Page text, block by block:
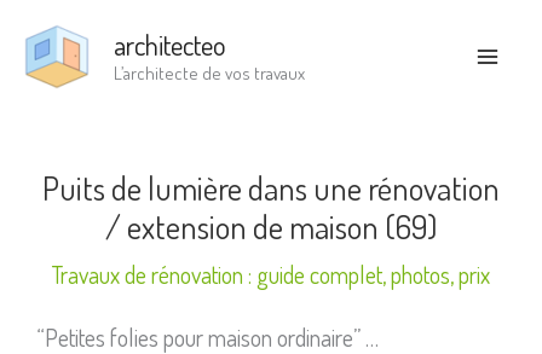
architecteo
L’architecte de vos travaux
Puits de lumière dans une rénovation
/ extension de maison (69)
Travaux de rénovation : guide complet, photos, prix
“Petites folies pour maison ordinaire” …